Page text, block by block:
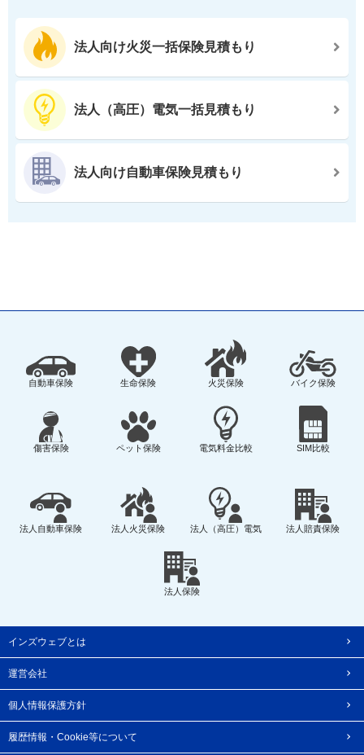
法人向け火災一括保険見積もり
法人（高圧）電気一括見積もり
法人向け自動車保険見積もり
自動車保険 生命保険 火災保険 バイク保険
傷害保険 ペット保険 電気料金比較 SIM比較
法人自動車保険 法人火災保険 法人（高圧）電気 法人賠責保険
法人保険
インズウェブとは
運営会社
個人情報保護方針
履歴情報・Cookie等について